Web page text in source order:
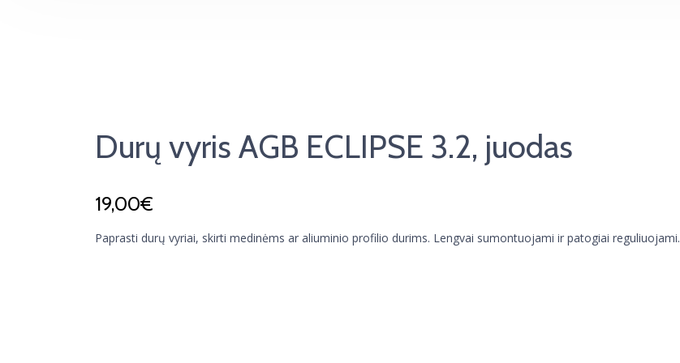
Durų vyris AGB ECLIPSE 3.2, juodas
19,00€
Paprasti durų vyriai, skirti medinėms ar aliuminio profilio durims. Lengvai sumontuojami ir patogiai reguliuojami.